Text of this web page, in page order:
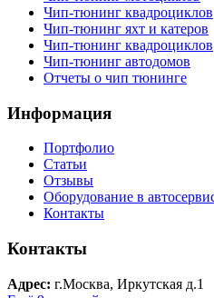
Чип-тюнинг квадроциклов
Чип-тюнинг яхт и катеров
Чип-тюнинг квадроциклов
Чип-тюнинг автодомов
Отчеты о чип тюнинге
Информация
Портфолио
Статьи
Отзывы
Оборудование в
Контакты
Контакты
Адрес: г.Москва, Иркутская д.1